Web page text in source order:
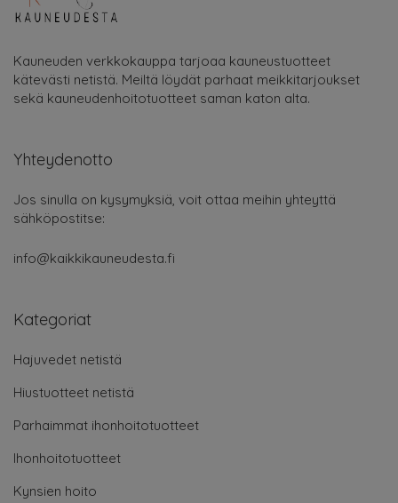
Kauneuden verkkokauppa tarjoaa kauneustuotteet
kätevästi netistä. Meiltä löydät parhaat meikkitarjoukset
sekä kauneudenhoitotuotteet saman katon alta.
Yhteydenotto
Jos sinulla on kysymyksiä, voit ottaa meihin yhteyttä
sähköpostitse:
info@kaikkikauneudesta.fi
Kategoriat
Hajuvedet netistä
Hiustuotteet netistä
Parhaimmat ihonhoitotuotteet
Ihonhoitotuotteet
Kynsien hoito